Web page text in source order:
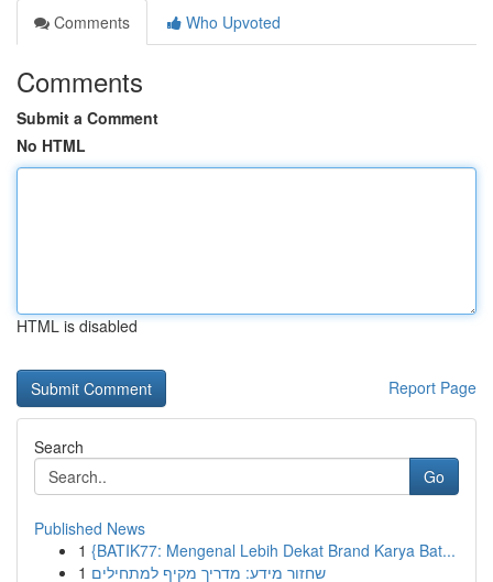
Comments
Who Upvoted
Comments
Submit a Comment
No HTML
HTML is disabled
Report Page
Search
Go
Published News
1 {BATIK77: Mengenal Lebih Dekat Brand Karya Bat...
1 שחזור מידע: מדריך מקיף למתחילים